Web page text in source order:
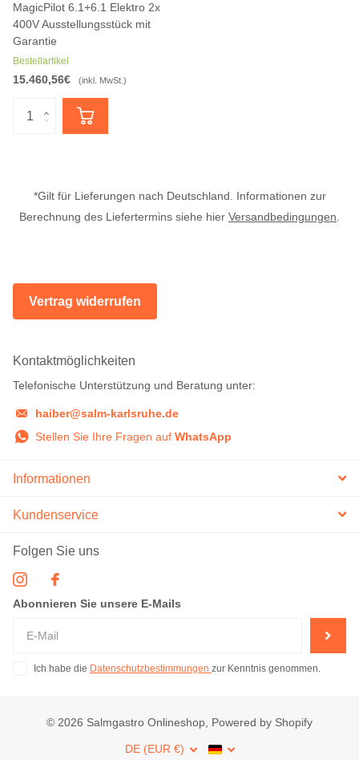
MagicPilot 6.1+6.1 Elektro 2x
400V Ausstellungsstück mit
Garantie
Bestellartikel
15.460,56€ (inkl. MwSt.)
*Gilt für Lieferungen nach Deutschland. Informationen zur
Berechnung des Liefertermins siehe hier Versandbedingungen
Vertrag widerrufen
Kontaktmöglichkeiten
Telefonische Unterstützung und Beratung unter:
haiber@salm-karlsruhe.de
Stellen Sie Ihre Fragen auf WhatsApp
Informationen
Kundenservice
Folgen Sie uns
Abonnieren Sie unsere E-Mails
Ich habe die Datenschutzbestimmungen zur Kenntnis genommen.
© 2026 Salmgastro Onlineshop, Powered by Shopify
DE (EUR €)